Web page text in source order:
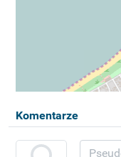
Komentarze